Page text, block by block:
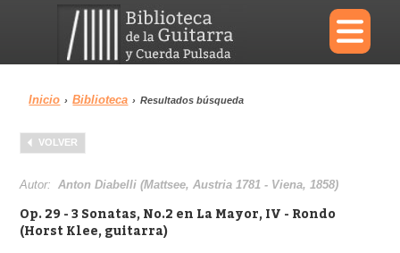
×
Menu
Biblioteca Diccionario
Inicio › Biblioteca › Resultados búsqueda
VOLVER
Autor:Anton Diabelli (Mattsee, Austria 1781 - Viena, 1858)
Op. 29 - 3 Sonatas, No.2 en La Mayor, IV - Rondo
(Horst Klee, guitarra)